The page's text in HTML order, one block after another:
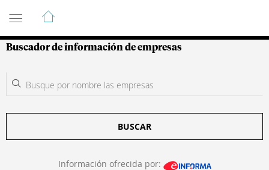
Guía de Empresas Colombianas
Buscador de información de empresas
BUSCAR
Información ofrecida por: